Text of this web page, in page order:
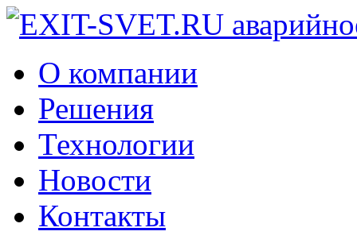
О компании
Решения
Технологии
Новости
Контакты